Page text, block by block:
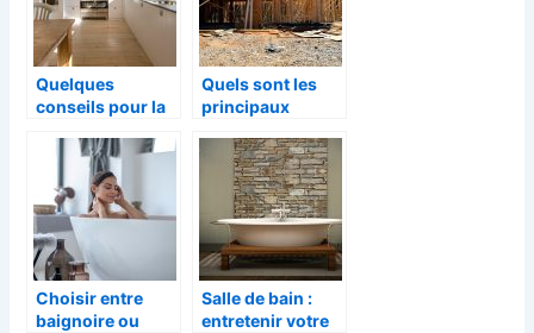
Quelques
conseils pour la
votre salon
Quels sont les
principaux
maison à
ossature bois ?
Choisir entre
baignoire ou
Salle de bain :
entretenir votre